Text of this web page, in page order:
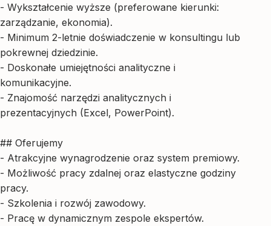
- Wykształcenie wyższe (preferowane kierunki:
zarządzanie, ekonomia).
- Minimum 2-letnie doświadczenie w konsultingu lub
pokrewnej dziedzinie.
- Doskonałe umiejętności analityczne i
komunikacyjne.
- Znajomość narzędzi analitycznych i
prezentacyjnych (Excel, PowerPoint).
## Oferujemy
- Atrakcyjne wynagrodzenie oraz system premiowy.
- Możliwość pracy zdalnej oraz elastyczne godziny
pracy.
- Szkolenia i rozwój zawodowy.
- Pracę w dynamicznym zespole ekspertów.